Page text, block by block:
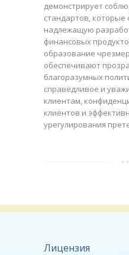
демонстрирует
стандартов,
надлежащую
финансовых
образование
обеспечивают
благоразумных
справедливое и
клиентам,
клиентов и
урегулирования
Лицензия